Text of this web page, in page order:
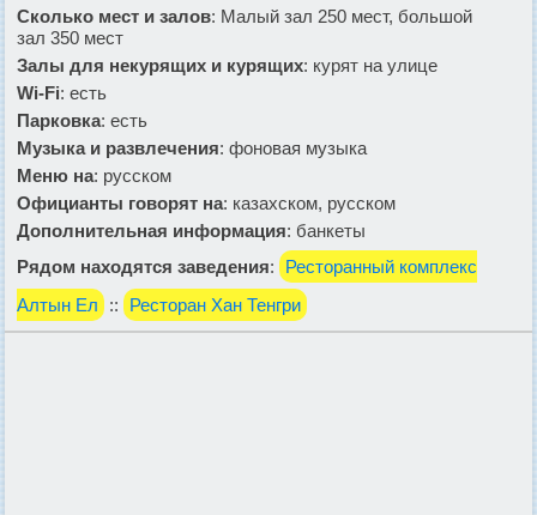
Сколько мест и залов: Малый зал 250 мест, большой
зал 350 мест
Залы для некурящих и курящих: курят на улице
Wi-Fi: есть
Парковка: есть
Музыка и развлечения: фоновая музыка
Меню на: русском
Официанты говорят на: казахском, русском
Дополнительная информация: банкеты
Рядом находятся заведения:
Ресторанный комплекс
Алтын Ел
:: Ресторан Хан Тенгри